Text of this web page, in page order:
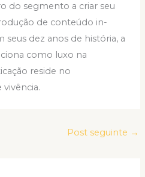
do segmento a criar seu
de conteúdo in-
seus dez anos de história, a
como luxo na
reside no
Post seguinte →